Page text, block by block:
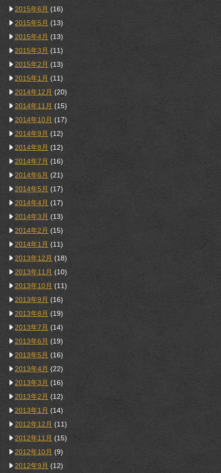
2015年6月 (16)
2015年5月 (13)
2015年4月 (13)
2015年3月 (11)
2015年2月 (13)
2015年1月 (11)
2014年12月 (20)
2014年11月 (15)
2014年10月 (17)
2014年9月 (12)
2014年8月 (12)
2014年7月 (16)
2014年6月 (21)
2014年5月 (17)
2014年4月 (17)
2014年3月 (13)
2014年2月 (15)
2014年1月 (11)
2013年12月 (18)
2013年11月 (10)
2013年10月 (11)
2013年9月 (16)
2013年8月 (19)
2013年7月 (14)
2013年6月 (19)
2013年5月 (16)
2013年4月 (22)
2013年3月 (16)
2013年2月 (12)
2013年1月 (14)
2012年12月 (11)
2012年11月 (15)
2012年10月 (9)
2012年9月 (12)